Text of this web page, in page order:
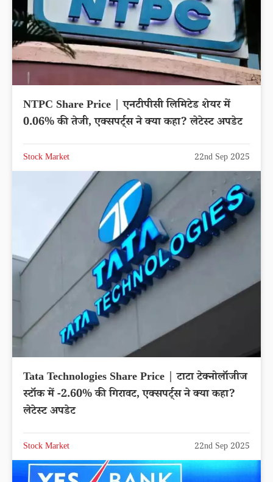
NTPC Share Price | एनटीपीसी लिमिटेड शेयर में
0.06% की तेजी, एक्सपर्ट्स ने क्या कहा? लेटेस्ट अपडेट
Stock Market 22nd Sep 2025
Tata Technologies Share Price | टाटा टेक्नोलॉजीज
स्टॉक में -2.60% की गिरावट, एक्सपर्ट्स ने क्या कहा?
लेटेस्ट अपडेट
Stock Market 22nd Sep 2025